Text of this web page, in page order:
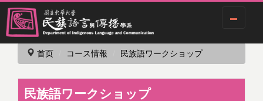
首页 コース情報 民族語ワークショップ
民族語ワークショップ